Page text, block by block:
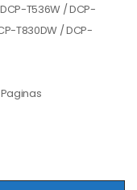
T536W / DCP-
T830DW / DCP-